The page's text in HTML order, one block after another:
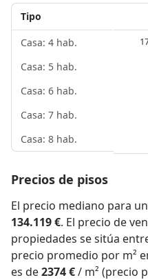
Tipo
Casa: 4 hab.
Casa: 5 hab.
Casa: 6 hab.
Casa: 7 hab.
Casa: 8 hab.
Precios de pisos
El precio mediano para
134.119 €. El precio de
propiedades se sitúa
precio promedio por m²
es de2374 €/ m² (precio